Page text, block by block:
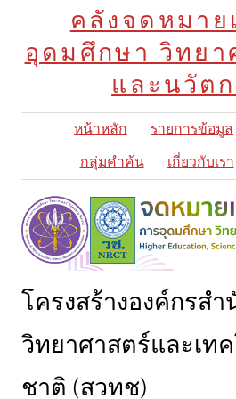
คลังจดหมาย
อุดมศึกษา วิทยา
และนวัต
หน้าหลัก รายการข้อมูล
กลุ่มคำค้น
เกี่ยวกับเรา
โครงสร้างองค์กรส
วิทยาศาสตร์และเท
ชาติ (สวทช)